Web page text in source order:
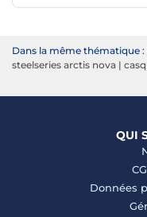
Dans la même thématique :
steelseries arctis nova |
QUI
Données